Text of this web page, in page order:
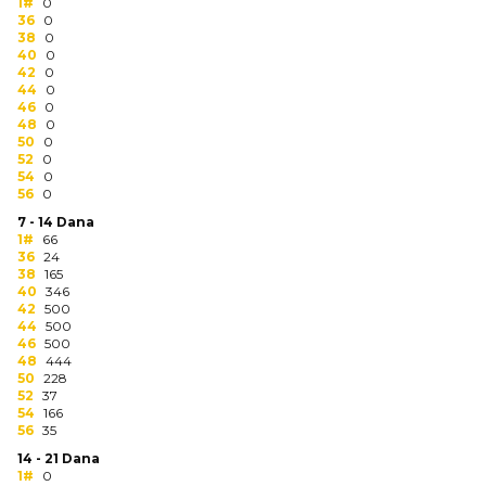
DOGAĐAJE
ID PLOČICA
TERMOSI
BOCE
TEHNOLOGIJA
KANCELARIJA
KUĆNI SETOVI
OLOVKE
PRIVESCI & ALATI
TORBE & PUTOVANJE
TEKSTIL
36 0
38
0
40
0
42
0
44
0
46 0
48
0
50
0
52
0
54
0
56 0
7 - 14 Dana
1#
66
36 24
38 165
40 346
42 500
44 500
46 500
48 444
50 228
52 37
54 166
56 35
14 - 21 Dana
1#
0